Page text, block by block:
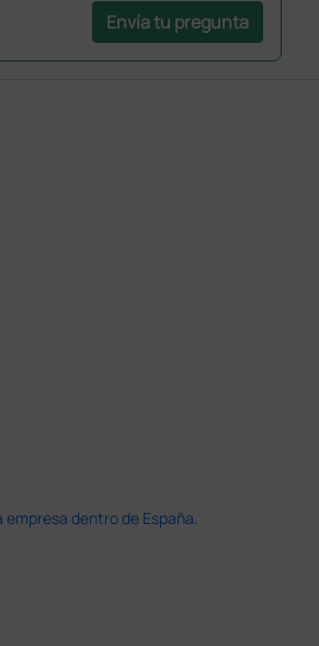
Envía tu pregunta
dentro de España.